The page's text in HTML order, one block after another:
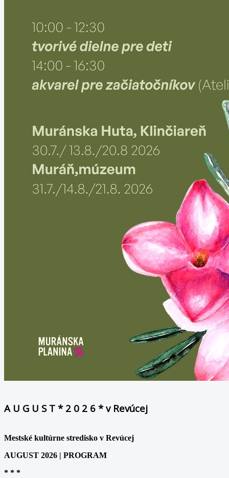
A U G U S T * 2 0 2 6 * v Revúcej
Mestské kultúrne stredisko v Revúcej
AUGUST 2026 | PROGRAM
* * *